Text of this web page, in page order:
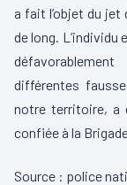
a fait l’objet du
de long.
différentes
notre territoire, a
confiée à la
Source : police